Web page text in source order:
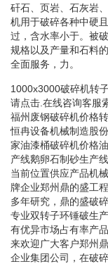
矸石、页岩、石灰岩
机用于破碎各种中硬
过，含水率小于。被
规格以及产量和石料
全面服务，力。
1000x3000破碎机转
请点击.在线咨询客服
福州废钢破碎机价格
恒冉设备机械制造股
家油漆桶破碎机价格
产线鹅卵石制砂生产
当前位置供应产品机
牌企业郑州鼎的盛工
多年研究，鼎的盛破
专业双转子环锤破生
有优异市场占有率产
来欢迎广大客户郑州
企业集团公司，在破